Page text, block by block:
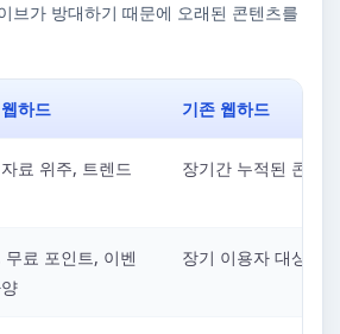
브가 방대하기 때문에 오래된 콘텐츠를
하드 기존 웹하드
료 위주, 트렌드
장기간 누적된 콘텐
무료 포인트, 이벤
장기 이용자 대상 혜